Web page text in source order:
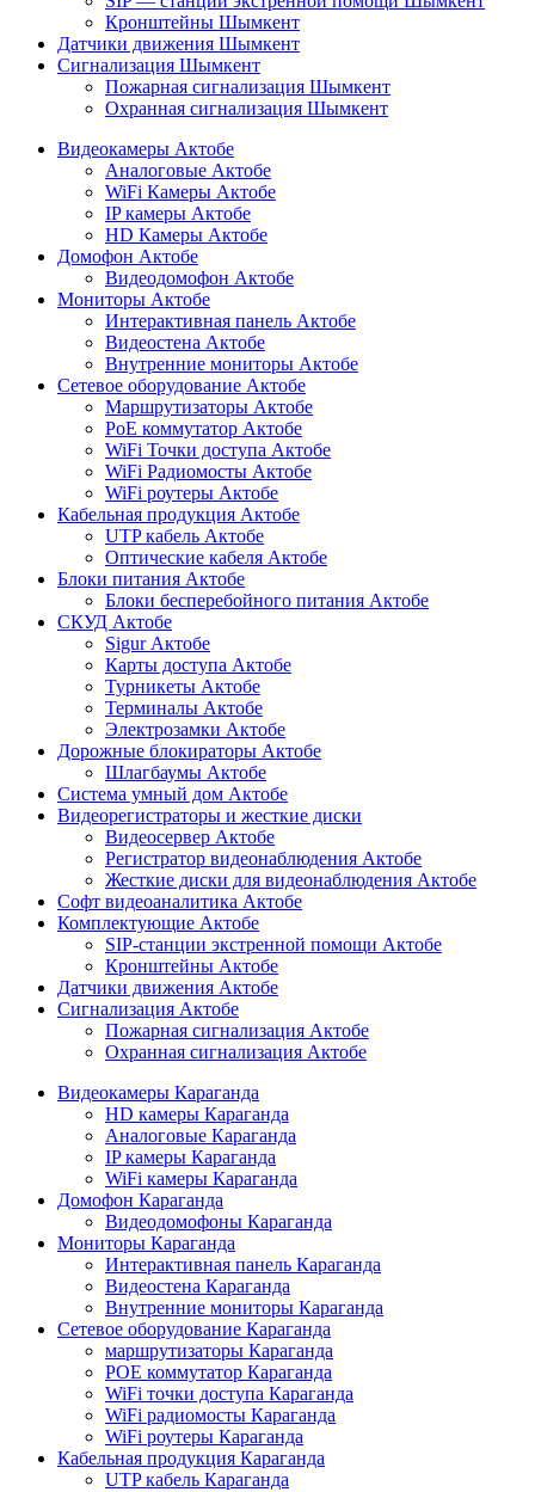
Кронштейны Шымкент
Датчики движения Шымкент
Сигнализация Шымкент
Пожарная сигнализация Шымкент
Охранная сигнализация Шымкент
Видеокамеры Актобе
Аналоговые Актобе
WiFi Камеры Актобе
IP камеры Актобе
HD Камеры Актобе
Домофон Актобе
Видеодомофон Актобе
Мониторы Актобе
Интерактивная панель Актобе
Видеостена Актобе
Внутренние мониторы Актобе
Сетевое оборудование Актобе
Маршрутизаторы Актобе
PoE коммутатор Актобе
WiFi Точки доступа Актобе
WiFi Радиомосты Актобе
WiFi роутеры Актобе
Кабельная продукция Актобе
UTP кабель Актобе
Оптические кабеля Актобе
Блоки питания Актобе
Блоки бесперебойного питания Актобе
СКУД Актобе
Sigur Актобе
Карты доступа Актобе
Турникеты Актобе
Терминалы Актобе
Электрозамки Актобе
Дорожные блокираторы Актобе
Шлагбаумы Актобе
Система умный дом Актобе
Видеорегистраторы и жесткие диски
Видеосервер Актобе
Регистратор видеонаблюдения Актобе
Жесткие диски для видеонаблюдения Актобе
Софт видеоаналитика Актобе
Комплектующие Актобе
SIP-станции экстренной помощи Актобе
Кронштейны Актобе
Датчики движения Актобе
Сигнализация Актобе
Пожарная сигнализация Актобе
Охранная сигнализация Актобе
Видеокамеры Караганда
HD камеры Караганда
Аналоговые Караганда
IP камеры Караганда
WiFi камеры Караганда
Домофон Караганда
Видеодомофоны Караганда
Мониторы Караганда
Интерактивная панель Караганда
Видеостена Караганда
Внутренние мониторы Караганда
Сетевое оборудование Караганда
маршрутизаторы Караганда
POE коммутатор Караганда
WiFi точки доступа Караганда
WiFi радиомосты Караганда
WiFi роутеры Караганда
Кабельная продукция Караганда
UTP кабель Караганда